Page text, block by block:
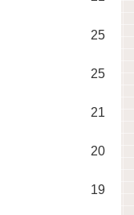
25
25
21
20
19